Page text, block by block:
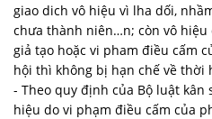
giao dich vô hiệu vì lha dối,
chưa thành niên…n; còn vô
giả tạo hoặc vi pham điều cấm
hội thì không bị hạn chế về thời
- Theo quy định của Bộ luật
hiệu do vi phạm điều cấm của